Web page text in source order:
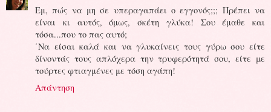
Εμ, πώς να μη σε υπεραγαπάει ο εγγονός;;; Πρέπει να
είναι κι αυτός, όμως, σκέτη γλύκα! Σου έμαθε και
τόσα...που το πας αυτό;
΄Να είσαι καλά και να γλυκαίνεις τους γύρω σου είτε
δίνοντάς τους απλόχερα την τρυφερότητά σου, είτε με
τούρτες φτιαγμένες με τόση αγάπη!
Απάντηση